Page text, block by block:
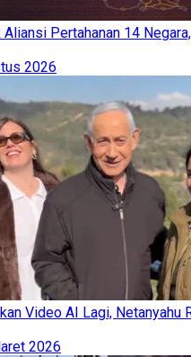
Pertahanan 14
2026
Video AI Lagi, Netanyahu
2026